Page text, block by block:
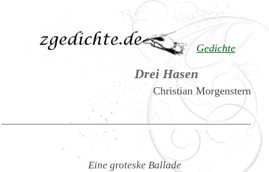
Gedichte
Drei Hasen
Christian Morgenstern
Eine groteske Ballade